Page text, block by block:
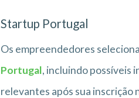
Startup Portugal
Os empreendedores
Portugal, incluindo possíveis
relevantes após sua